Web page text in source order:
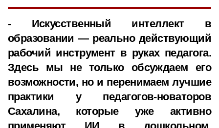
- Искусственный интеллект в
образовании — реально действующий
рабочий инструмент в руках педагога.
Здесь мы не только обсуждаем его
возможности, но и перенимаем лучшие
практики у педагогов-новаторов
Сахалина, которые уже активно